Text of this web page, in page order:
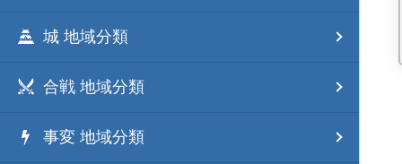
城 地域分類
合戦 地域分類
事変 地域分類